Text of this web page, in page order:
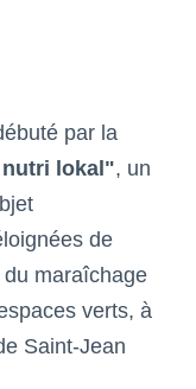
par la
lokal", un
de
du maraîchage
verts, à
Saint-Jean